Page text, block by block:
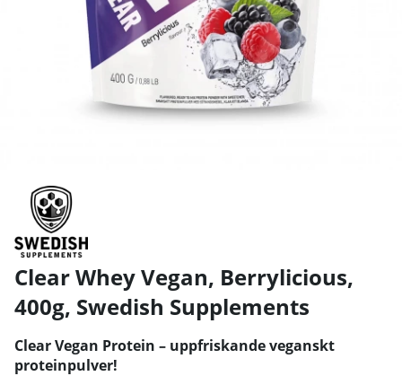
Clear Whey Vegan, Berrylicious,
400g, Swedish Supplements
Clear Vegan Protein – uppfriskande veganskt
proteinpulver!